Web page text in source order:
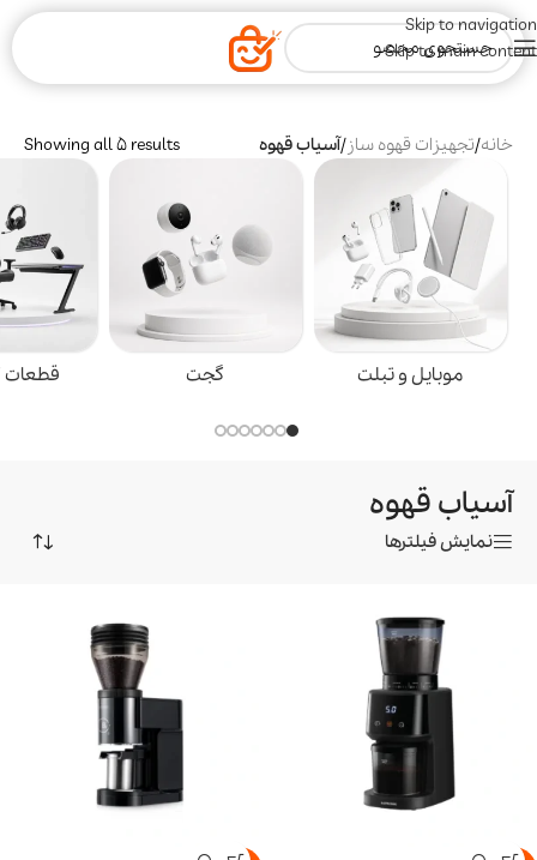
Skip to navigation
Skip to main content
خانه/تجهیزات قهوه ساز/آسیاب قهوه Showing all 5 results
موبایل و تبلت گجت قطعات
آسیاب قهوه
نمایش فیلترها